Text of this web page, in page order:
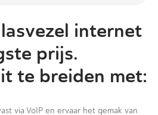
internet
prijs.
te breiden met:
via VoIP en ervaar het gemak van